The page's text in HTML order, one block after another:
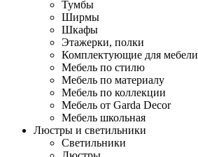
Тумбы
Ширмы
Шкафы
Этажерки, полки
Комплектующие для мебели
Мебель по стилю
Мебель по материалу
Мебель по коллекции
Мебель от Garda Decor
Мебель школьная
Люстры и светильники
Светильники